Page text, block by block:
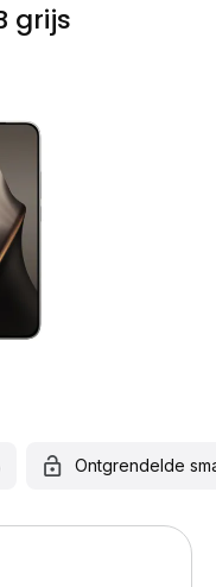
grijs
Ontgrendelde